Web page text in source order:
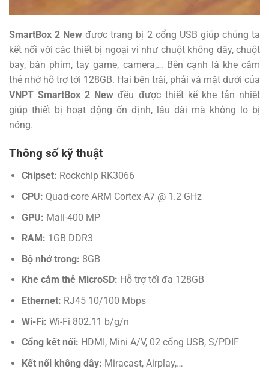
SmartBox 2 New được trang bị 2 cổng USB giúp chúng ta
kết nối với các thiết bị ngoại vi như chuột không dây, chuột
bay, bàn phím, tay game, camera,… Bên cạnh là khe cắm
thẻ nhớ hỗ trợ tới 128GB. Hai bên trái, phải và mặt dưới của
VNPT SmartBox 2 New đều được thiết kế khe tản nhiệt
giúp thiết bị hoạt động ổn định, lâu dài mà không lo bị
nóng.
Thông số kỹ thuật
Chipset: Rockchip RK3066
CPU: Quad-core ARM Cortex-A7 @ 1.2 GHz
GPU: Mali-400 MP
RAM: 1GB DDR3
Bộ nhớ trong: 8GB
Khe cắm thẻ MicroSD: Hỗ trợ tối đa 128GB
Ethernet: RJ45 10/100 Mbps
Wi-Fi: Wi-Fi 802.11 b/g/n
Cổng kết nối: HDMI, Mini A/V, 02 cổng USB, S/PDIF
Kết nối không dây: Miracast, Airplay,…